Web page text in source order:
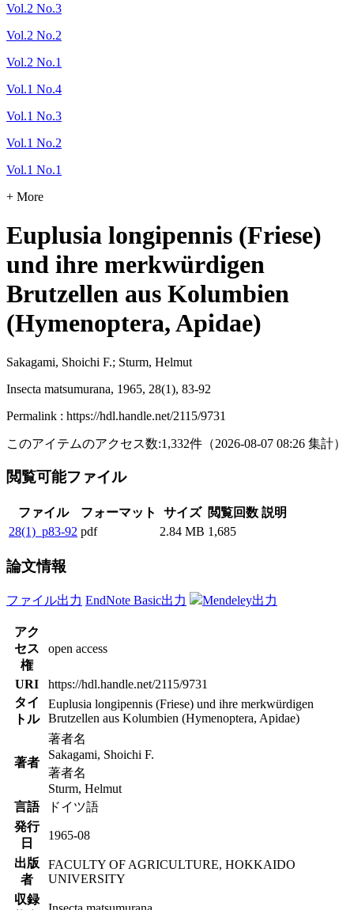
Vol.2 No.3
Vol.2 No.2
Vol.2 No.1
Vol.1 No.4
Vol.1 No.3
Vol.1 No.2
Vol.1 No.1
+ More
Euplusia longipennis (Friese)
und ihre merkwürdigen
Brutzellen aus Kolumbien
(Hymenoptera, Apidae)
Sakagami, Shoichi F.; Sturm, Helmut
Insecta matsumurana, 1965, 28(1), 83-92
Permalink : https://hdl.handle.net/2115/9731
このアイテムのアクセス数:1,332件 （2026-08-07 08:26 集計）
閲覧可能ファイル
ファイル フォーマット サイズ 閲覧回数 説明
28(1)_p83-92 pdf 2.84 MB 1,685
論文情報
ファイル出力 EndNote Basic出力 Mendeley出力
アク
セス
権
open access
URI
https://hdl.handle.net/2115/9731
タイ
トル
Euplusia longipennis (Friese) und ihre merkwürdigen
Brutzellen aus Kolumbien (Hymenoptera, Apidae)
著者
著者名
Sakagami, Shoichi F.
著者名
Sturm, Helmut
言語
ドイツ語
発行
日
1965-08
出版
者
FACULTY OF AGRICULTURE, HOKKAIDO
UNIVERSITY
収録